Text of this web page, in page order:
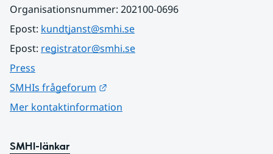
Organisationsnummer: 202100-0696
Epost: kundtjanst@smhi.se
Epost: registrator@smhi.se
Press
SMHIs frågeforum
Mer kontaktinformation
SMHI-länkar